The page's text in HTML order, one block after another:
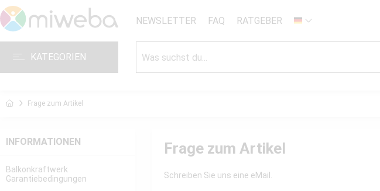
NEWSLETTER FAQ RATGEBER DE
KATEGORIEN
Frage zum Artikel
INFORMATIONEN
Balkonkraftwerk
Garantiebedingungen
Frage zum Artikel
Schreiben Sie uns eine eMail.